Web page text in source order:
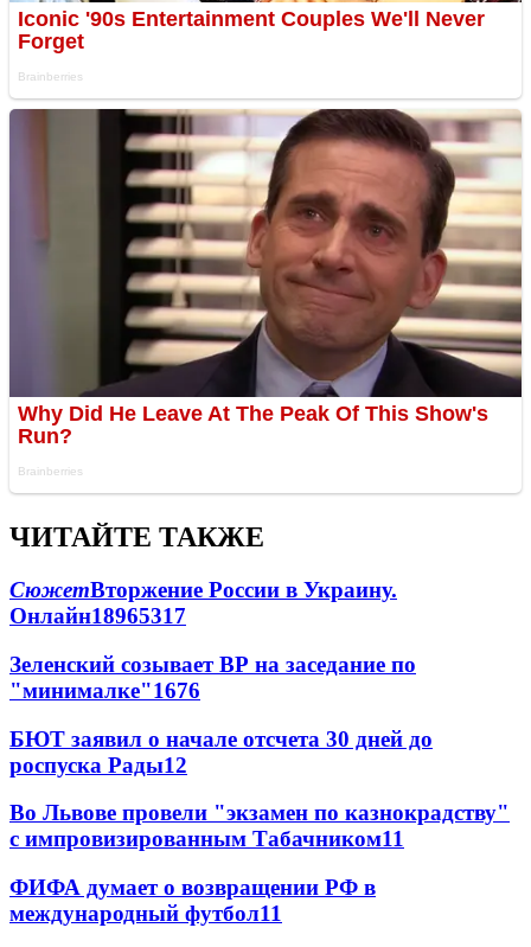
ЧИТАЙТЕ ТАКЖЕ
СюжетВторжение России в Украину.
Онлайн18965317
Зеленский созывает ВР на заседание по
"минималке"1676
БЮТ заявил о начале отсчета 30 дней до
роспуска Рады12
Во Львове провели "экзамен по казнокрадству"
с импровизированным Табачником11
ФИФА думает о возвращении РФ в
международный футбол11